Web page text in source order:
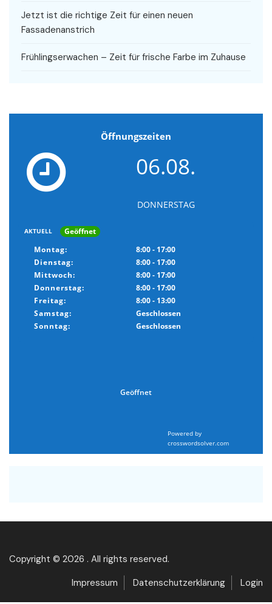
Jetzt ist die richtige Zeit für einen neuen
Fassadenanstrich
Frühlingserwachen – Zeit für frische Farbe im Zuhause
Öffnungszeiten
06.08.
DONNERSTAG
AKTUELL
Geöffnet
Montag:
8:00 - 17:00
Dienstag:
8:00 - 17:00
Mittwoch:
8:00 - 17:00
Donnerstag:
8:00 - 17:00
Freitag:
8:00 - 13:00
Samstag:
Geschlossen
Sonntag:
Geschlossen
Geöffnet
Powered by
crosswordsolver.com
Copyright © 2026 . All rights reserved.
Impressum
Datenschutzerklärung Login